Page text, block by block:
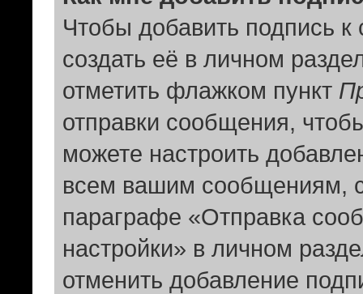
Чтобы добавить подпись
создать её в личном
отметить флажком пункт
отправки сообщения,
можете настроить
всем вашим сообщениям,
параграфе «Отправка
настройки» в личном
отменить добавление